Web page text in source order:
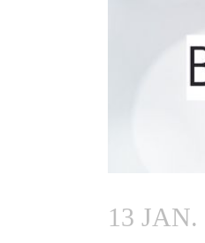
13 JAN.